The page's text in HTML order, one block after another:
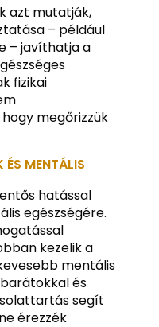
azt mutatják,
– például
– javíthatja a
fizikai
megőrizzük
MENTÁLIS
hatással
egészségére.
kezelik a
mentális
és
segít
érezzék